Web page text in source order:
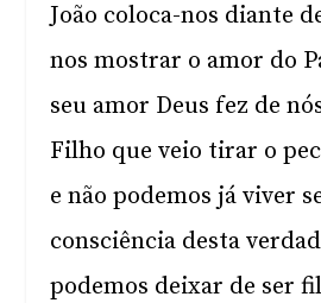
João coloca-nos diante
nos mostrar o amor do
seu amor Deus fez de
Filho que veio tirar o
e não podemos já viver
consciência desta
podemos deixar de ser